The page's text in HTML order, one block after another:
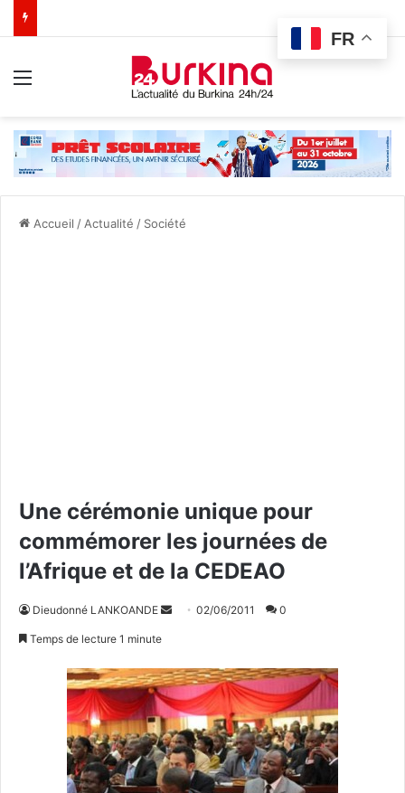
Accueil / Actualité / Société
Une cérémonie unique pour
commémorer les journées de
l’Afrique et de la CEDEAO
Dieudonné LANKOANDE
o
y
e
r
u
n
02/06/2011 0
Temps de lecture 1 minute
FR